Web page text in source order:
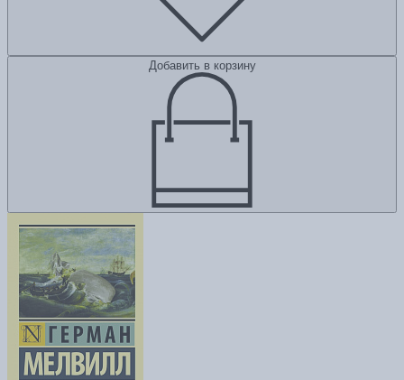
Добавить в корзину